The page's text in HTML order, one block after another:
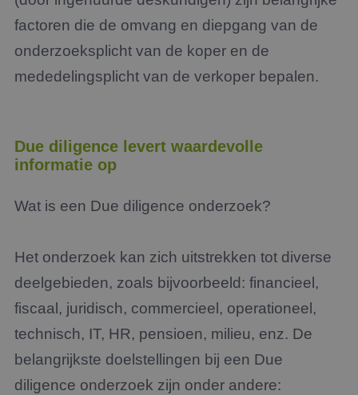
factoren die de omvang en diepgang van de
onderzoeksplicht van de koper en de
mededelingsplicht van de verkoper bepalen.
Due diligence levert waardevolle
informatie op
Wat is een Due diligence onderzoek?
Het onderzoek kan zich uitstrekken tot diverse
deelgebieden, zoals bijvoorbeeld: financieel,
fiscaal, juridisch, commercieel, operationeel,
technisch, IT, HR, pensioen, milieu, enz. De
belangrijkste doelstellingen bij een Due
diligence onderzoek zijn onder andere: